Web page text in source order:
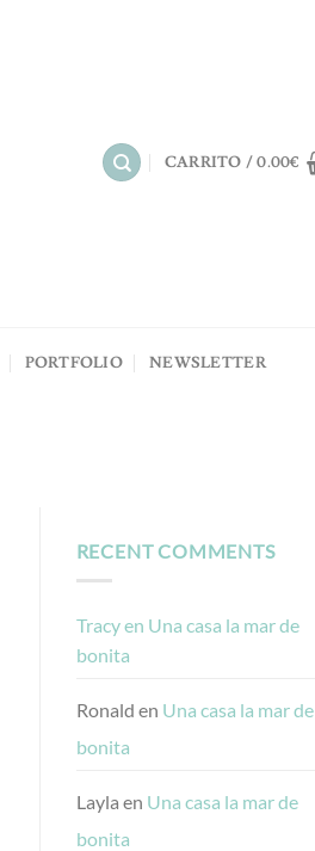
CARRITO /0.00€
PORTFOLIO NEWSLETTER
RECENT COMMENTS
Tracyen Una casa la mar de
bonita
Ronald en Una casa la mar de
bonita
Layla en Una casa la mar de
bonita